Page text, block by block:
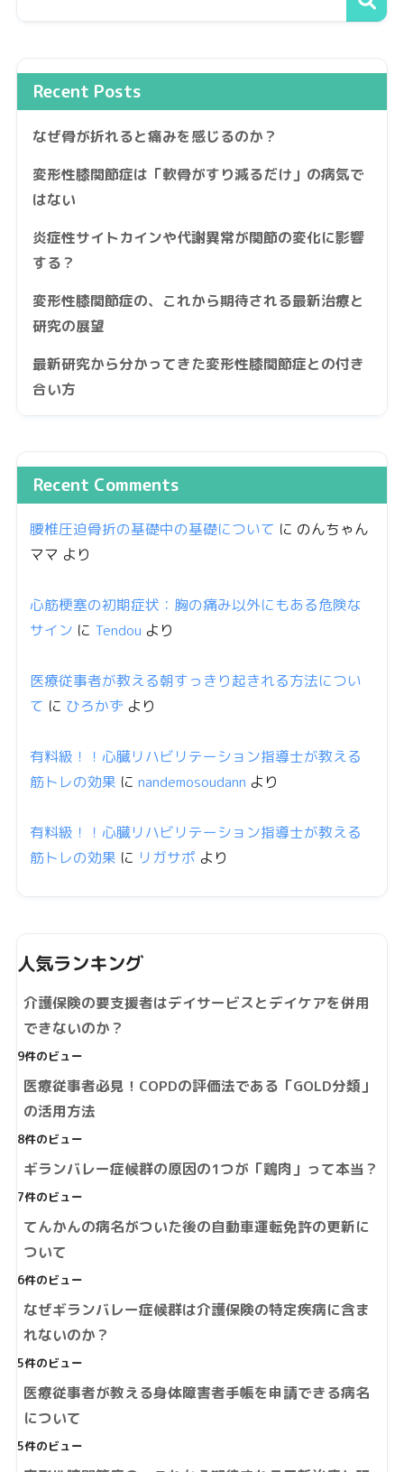
Recent Posts
なぜ骨が折れると痛みを感じるのか？
変形性膝関節症は「軟骨がすり減るだけ」の病気で
はない
炎症性サイトカインや代謝異常が関節の変化に影響
する？
変形性膝関節症の、これから期待される最新治療と
研究の展望
最新研究から分かってきた変形性膝関節症との付き
合い方
Recent Comments
腰椎圧迫骨折の基礎中の基礎について に のんちゃん
ママ より
心筋梗塞の初期症状：胸の痛み以外にもある危険な
サイン に Tendou より
医療従事者が教える朝すっきり起きれる方法につい
て に ひろかず より
有料級！！心臓リハビリテーション指導士が教える
筋トレの効果 に nandemosoudann より
有料級！！心臓リハビリテーション指導士が教える
筋トレの効果 に リガサポ より
人気ランキング
介護保険の要支援者はデイサービスとデイケアを併用
できないのか？
9件のビュー
医療従事者必見！COPDの評価法である「GOLD分類」
の活用方法
8件のビュー
ギランバレー症候群の原因の1つが「鶏肉」って本当？
7件のビュー
てんかんの病名がついた後の自動車運転免許の更新に
ついて
6件のビュー
なぜギランバレー症候群は介護保険の特定疾病に含ま
れないのか？
5件のビュー
医療従事者が教える身体障害者手帳を申請できる病名
について
5件のビュー